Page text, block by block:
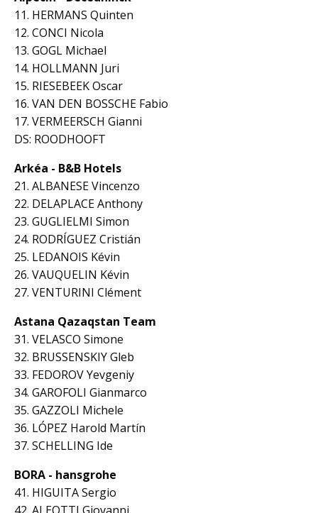
11. HERMANS Quinten
12. CONCI Nicola
13. GOGL Michael
14. HOLLMANN Juri
15. RIESEBEEK Oscar
16. VAN DEN BOSSCHE Fabio
17. VERMEERSCH Gianni
DS: ROODHOOFT
Arkéa - B&B Hotels
21. ALBANESE Vincenzo
22. DELAPLACE Anthony
23. GUGLIELMI Simon
24. RODRÍGUEZ Cristián
25. LEDANOIS Kévin
26. VAUQUELIN Kévin
27. VENTURINI Clément
Astana Qazaqstan Team
31. VELASCO Simone
32. BRUSSENSKIY Gleb
33. FEDOROV Yevgeniy
34. GAROFOLI Gianmarco
35. GAZZOLI Michele
36. LÓPEZ Harold Martín
37. SCHELLING Ide
BORA - hansgrohe
41. HIGUITA Sergio